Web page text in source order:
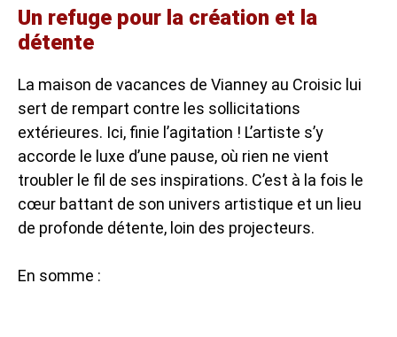
Un refuge pour la création et la
détente
La maison de vacances de Vianney au Croisic lui
sert de rempart contre les sollicitations
extérieures. Ici, finie l’agitation ! L’artiste s’y
accorde le luxe d’une pause, où rien ne vient
troubler le fil de ses inspirations. C’est à la fois le
cœur battant de son univers artistique et un lieu
de profonde détente, loin des projecteurs.
En somme :